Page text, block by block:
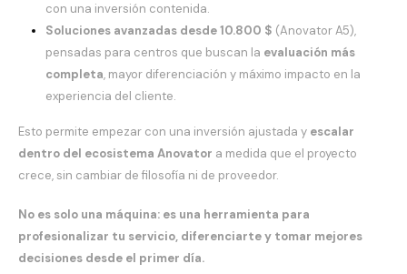
con una inversión contenida.
Soluciones avanzadas desde 10.800 $ (Anovator A5),
pensadas para centros que buscan la evaluación más
completa, mayor diferenciación y máximo impacto en la
experiencia del cliente.
Esto permite empezar con una inversión ajustada y escalar
dentro del ecosistema Anovator a medida que el proyecto
crece, sin cambiar de filosofía ni de proveedor.
No es solo una máquina: es una herramienta para
profesionalizar tu servicio, diferenciarte y tomar mejores
decisiones desde el primer día.